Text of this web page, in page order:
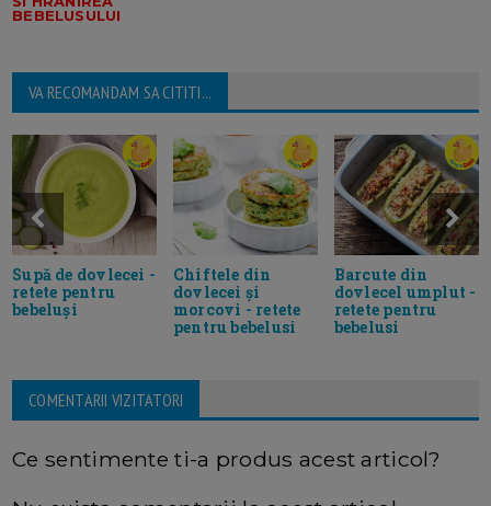
BEBELUSULUI
VA RECOMANDAM SA CITITI...
Supă de dovlecei -
retete pentru
bebeluși
Chiftele din
dovlecei și
morcovi - retete
pentru bebelusi
Barcute din
dovlecel umplut -
retete pentru
bebelusi
COMENTARII VIZITATORI
Ce sentimente ti-a produs acest articol?